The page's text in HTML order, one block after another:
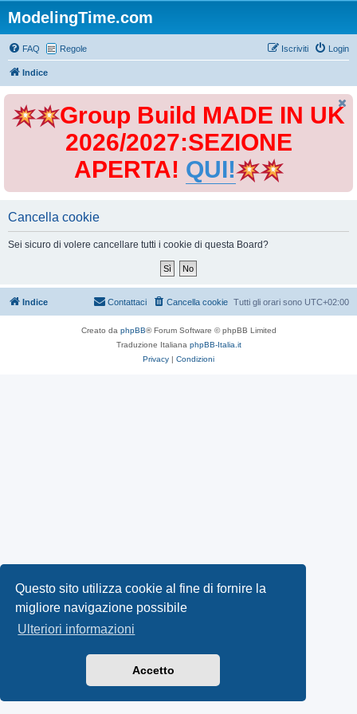
Questo sito utilizza cookie al fine di fornire la
migliore navigazione possibile
Ulteriori informazioni
Accetto
ModelingTime.com
FAQ Regole Login
Iscriviti
Indice
Group Build MADE IN UK
2026/2027:SEZIONE
APERTA! QUI!
Cancella cookie
Sei sicuro di volere cancellare tutti i cookie di questa Board?
Indice Tutti gli orari sono UTC+02:00
Cancella cookie
Contattaci
Creato da phpBB® Forum Software © phpBB Limited
Traduzione Italiana phpBB-Italia.it
Privacy | Condizioni